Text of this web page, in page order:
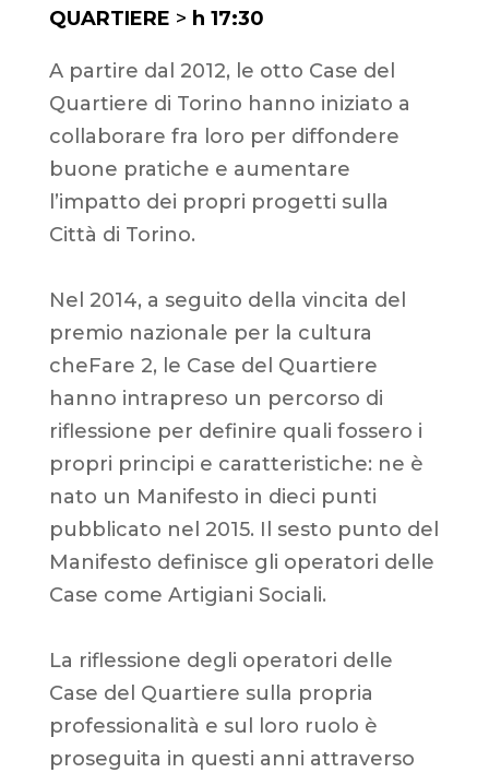
QUARTIERE > h 17:30
A partire dal 2012, le otto Case del
Quartiere di Torino hanno iniziato a
collaborare fra loro per diffondere
buone pratiche e aumentare
l’impatto dei propri progetti sulla
Città di Torino.
Nel 2014, a seguito della vincita del
premio nazionale per la cultura
cheFare 2, le Case del Quartiere
hanno intrapreso un percorso di
riflessione per definire quali fossero i
propri principi e caratteristiche: ne è
nato un Manifesto in dieci punti
pubblicato nel 2015. Il sesto punto del
Manifesto definisce gli operatori delle
Case come Artigiani Sociali.
La riflessione degli operatori delle
Case del Quartiere sulla propria
professionalità e sul loro ruolo è
proseguita in questi anni attraverso